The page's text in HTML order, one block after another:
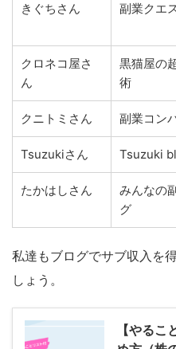
きぐちさん 副業クエ
クロネコ屋さ
ん
黒猫屋の
術
クニトミさん 副業コン
Tsuzukiさん Tsuzuki
たかはしさん
みんなの
グ
私達もブログでサブ収入を
しょう。
【やる